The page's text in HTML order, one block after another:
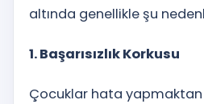
altında genellikle şu
1. Başarısızlık Korkusu
Çocuklar hata yapmaktan